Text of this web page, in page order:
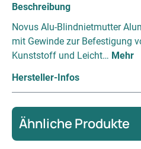
Beschreibung
Novus Alu-Blindnietmutter
mit Gewinde zur Befestigung
Kunststoff und Leicht… Mehr
Hersteller-Infos
Ähnliche Produkte